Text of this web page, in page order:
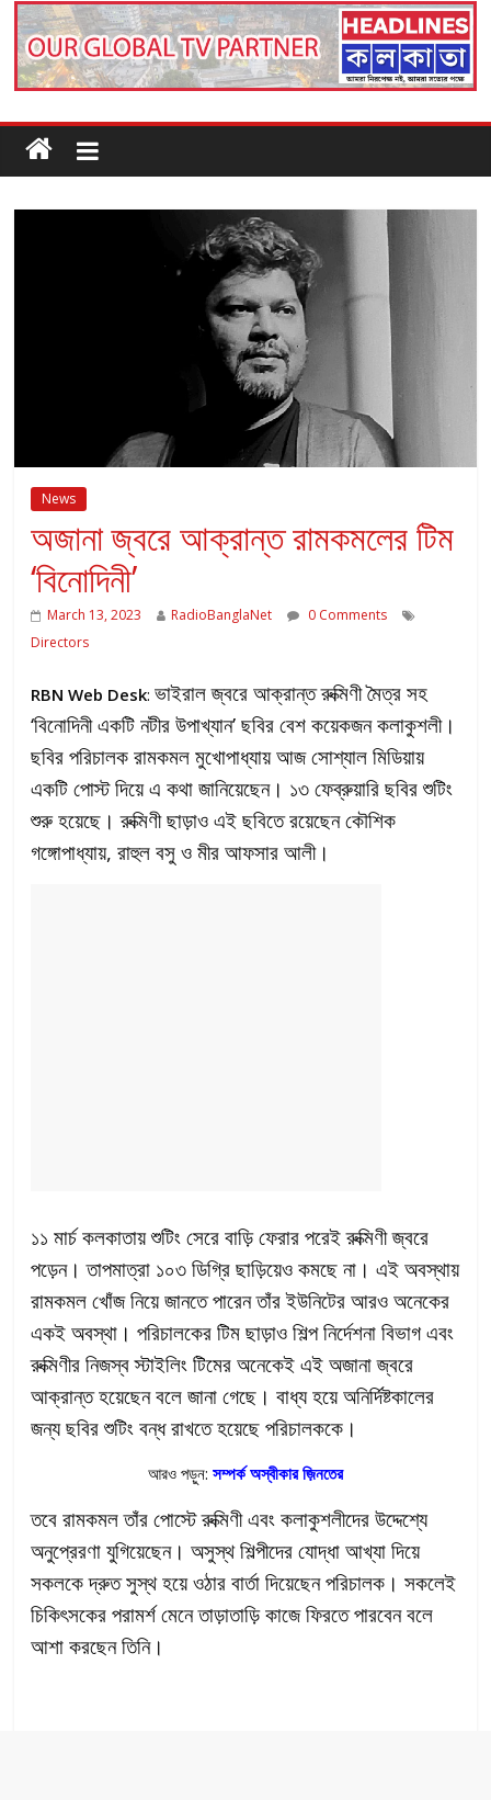
News
অজানা জ্বরে আক্রান্ত রামকমলের টিম
‘বিনোদিনী’
March 13, 2023 RadioBanglaNet
0 Comments
Directors
RBN Web Desk:ভাইরাল জ্বরে আক্রান্ত রুক্মিণী মৈত্র সহ
‘বিনোদিনী একটি নটীর উপাখ্যান’ ছবির বেশ কয়েকজন কলাকুশলী।
ছবির পরিচালক রামকমল মুখোপাধ্যায় আজ সোশ্যাল মিডিয়ায়
একটি পোস্ট দিয়ে এ কথা জানিয়েছেন। ১৩ ফেব্রুয়ারি ছবির শুটিং
শুরু হয়েছে। রুক্মিণী ছাড়াও এই ছবিতে রয়েছেন কৌশিক
গঙ্গোপাধ্যায়, রাহুল বসু ও মীর আফসার আলী।
১১ মার্চ কলকাতায় শুটিং সেরে বাড়ি ফেরার পরেই রুক্মিণী জ্বরে
পড়েন। তাপমাত্রা ১০৩ ডিগ্রি ছাড়িয়েও কমছে না। এই অবস্থায়
রামকমল খোঁজ নিয়ে জানতে পারেন তাঁর ইউনিটের আরও অনেকের
একই অবস্থা। পরিচালকের টিম ছাড়াও শিল্প নির্দেশনা বিভাগ এবং
রুক্মিণীর নিজস্ব স্টাইলিং টিমের অনেকেই এই অজানা জ্বরে
আক্রান্ত হয়েছেন বলে জানা গেছে। বাধ্য হয়ে অনির্দিষ্টকালের
জন্য ছবির শুটিং বন্ধ রাখতে হয়েছে পরিচালককে।
আরও পড়ুন: সম্পর্ক অস্বীকার জ়িনতের
তবে রামকমল তাঁর পোস্টে রুক্মিণী এবং কলাকুশলীদের উদ্দেশ্যে
অনুপ্রেরণা যুগিয়েছেন। অসুস্থ শিল্পীদের যোদ্ধা আখ্যা দিয়ে
সকলকে দ্রুত সুস্থ হয়ে ওঠার বার্তা দিয়েছেন পরিচালক। সকলেই
চিকিৎসকের পরামর্শ মেনে তাড়াতাড়ি কাজে ফিরতে পারবেন বলে
আশা করছেন তিনি।